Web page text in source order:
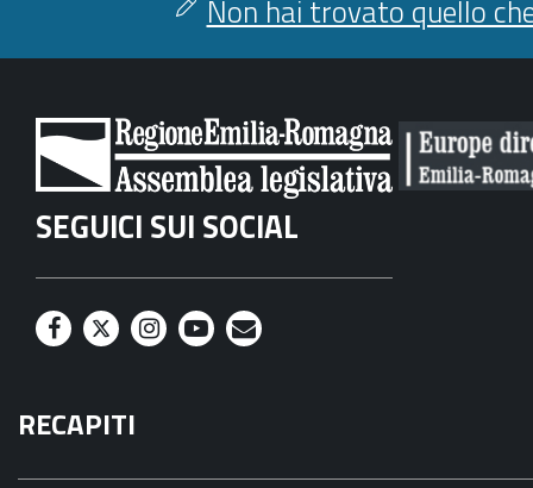
Non hai trovato quello
SEGUICI SUI SOCIAL
F
c
e
T
i
t
I
t
Y
t
M
l
RECAPITI